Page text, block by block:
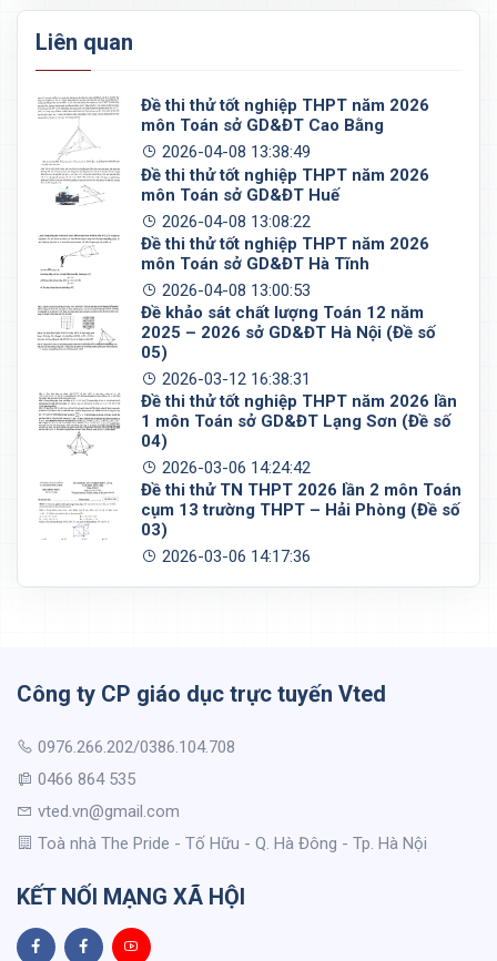
Liên quan
Đề thi thử tốt nghiệp THPT năm 2026
môn Toán sở GD&ĐT Cao Bằng
2026-04-08 13:38:49
Đề thi thử tốt nghiệp THPT năm 2026
môn Toán sở GD&ĐT Huế
2026-04-08 13:08:22
Đề thi thử tốt nghiệp THPT năm 2026
môn Toán sở GD&ĐT Hà Tĩnh
2026-04-08 13:00:53
Đề khảo sát chất lượng Toán 12 năm
2025 – 2026 sở GD&ĐT Hà Nội (Đề số
05)
2026-03-12 16:38:31
Đề thi thử tốt nghiệp THPT năm 2026 lần
1 môn Toán sở GD&ĐT Lạng Sơn (Đề số
04)
2026-03-06 14:24:42
Đề thi thử TN THPT 2026 lần 2 môn Toán
cụm 13 trường THPT – Hải Phòng (Đề số
03)
2026-03-06 14:17:36
Công ty CP giáo dục trực tuyến Vted
0976.266.202/0386.104.708
0466 864 535
vted.vn@gmail.com
Toà nhà The Pride - Tố Hữu - Q. Hà Đông - Tp. Hà Nội
KẾT NỐI MẠNG XÃ HỘI